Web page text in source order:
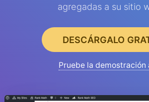
agregadas a su sitio
DESCÁRGALO
Pruebe la demostración